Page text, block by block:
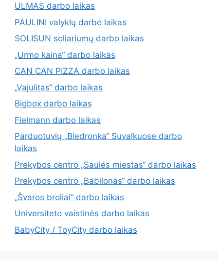
ULMAS darbo laikas
PAULINI valyklų darbo laikas
SOLISUN soliariumų darbo laikas
„Urmo kaina“ darbo laikas
CAN CAN PIZZA darbo laikas
„Vajulitas“ darbo laikas
Bigbox darbo laikas
Fielmann darbo laikas
Parduotuvių „Biedronka“ Suvalkuose darbo
laikas
Prekybos centro „Saulės miestas“ darbo laikas
Prekybos centro „Babilonas“ darbo laikas
„Švaros broliai“ darbo laikas
Universiteto vaistinės darbo laikas
BabyCity / ToyCity darbo laikas